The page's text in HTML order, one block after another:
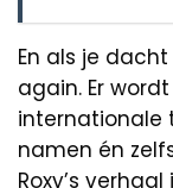
En als je
again. Er
internationale
namen én
Roxy’s